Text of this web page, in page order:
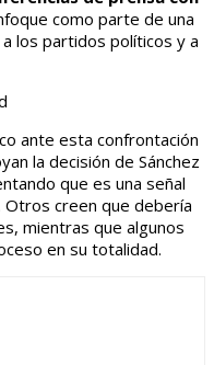
como parte de una
los partidos políticos y a
ante esta confrontación
la decisión de Sánchez
que es una señal
creen que debería
mientras que algunos
en su totalidad.